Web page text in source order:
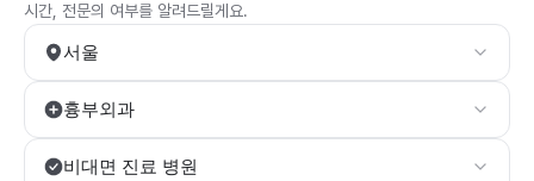
시간, 전문의 여부를 알려드릴게요.
서울
흉부외과
비대면 진료 병원